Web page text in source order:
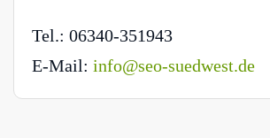
Tel.: 06340-351943
E-Mail: info@seo-suedwest.de